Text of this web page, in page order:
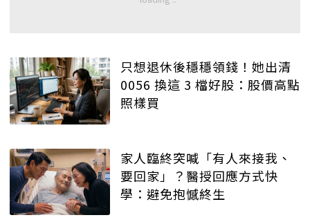
只想退休後穩穩領錢！她出清
0056 換這 3 檔好股：股價高點
照樣買
家人臨終突喊「有人來接我、
要回家」？醫授回應方式快
學：避免抱憾終生